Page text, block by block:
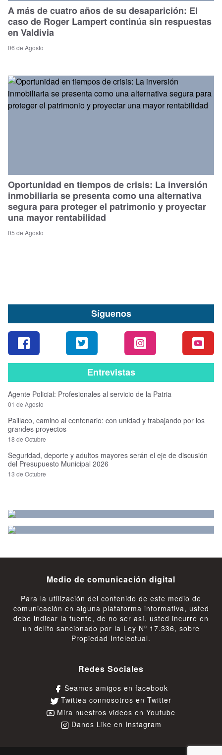
A más de cuatro años de su desaparición: El
caso de Roger Lampert continúa sin respuestas
en Valdivia
06 de Agosto
Oportunidad en tiempos de crisis: La inversión
inmobiliaria se presenta como una alternativa
segura para proteger el patrimonio y proyectar
una mayor rentabilidad
05 de Agosto
Síguenos
Entrevistas
Agente Policial: Profesionales al servicio de la Patria
01 de Agosto
Paillaco, camino al centenario: con unidad y trabajando por los
grandes proyectos
18 de Octubre
Seguridad, deporte y adultos mayores serán el eje de discusión
del Presupuesto Municipal 2026
13 de Octubre
Medio de comunicación digital
Para la utilización del contenido de este medio de
comunicación en alguna plataforma informativa, usted
debe indicar la fuente, de no ser así, usted incurre en
un delito sancionado por la Ley Nº 17.336, sobre
Propiedad Intelectual.
Redes Sociales
Seamos amigos en facebook
Twittea connosotros en Twitter
Mira nuestros videos en Youtube
Danos Like en Instagram